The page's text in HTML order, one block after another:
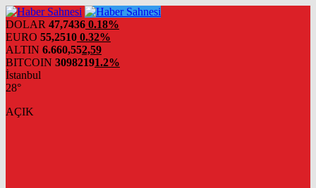
DOLAR 47,7436 0.18%
EURO 55,2510 0.32%
ALTIN 6.660,552,59
BITCOIN 30982191.2%
İstanbul
28°
AÇIK